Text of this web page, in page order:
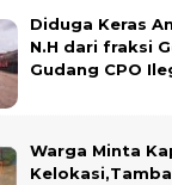
Diduga Keras
N.H dari fraksi
Gudang CPO
Warga Minta